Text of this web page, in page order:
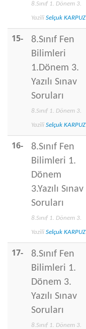
8.Sınıf 1. Dönem 3.
Yazili Selçuk KARPUZ
15-
8.Sınıf Fen
Bilimleri
1.Dönem 3.
Yazılı Sınav
Soruları
8.Sınıf 1. Dönem 3.
Yazili Selçuk KARPUZ
16-
8.Sınıf Fen
Bilimleri 1.
Dönem
3.Yazılı Sınav
Soruları
8.Sınıf 1. Dönem 3.
Yazili Selçuk KARPUZ
17-
8.Sınıf Fen
Bilimleri 1.
Dönem 3.
Yazılı Sınav
Soruları
8.Sınıf 1. Dönem 3.